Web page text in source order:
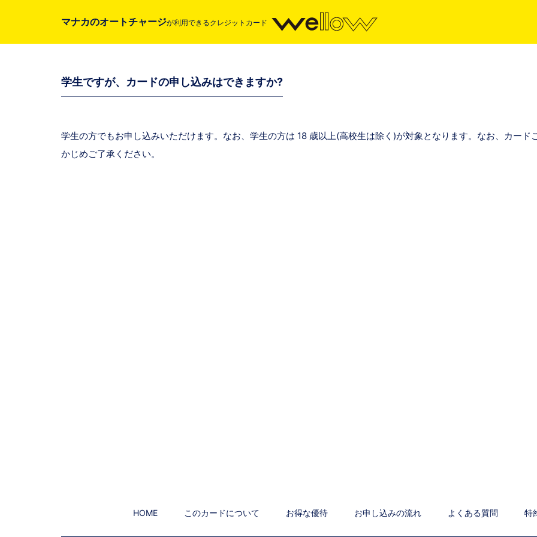
マナカのオートチャージが利用できるクレジットカード
学生ですが、カードの申し込みはできますか?
学生の方でもお申し込みいただけます。なお、学生の方は 18 歳以上(高校生は除く)が対象となります。なお、カー
かじめご了承ください。
HOME このカードについて お得な優待 お申し込みの流れ よくある質問 特